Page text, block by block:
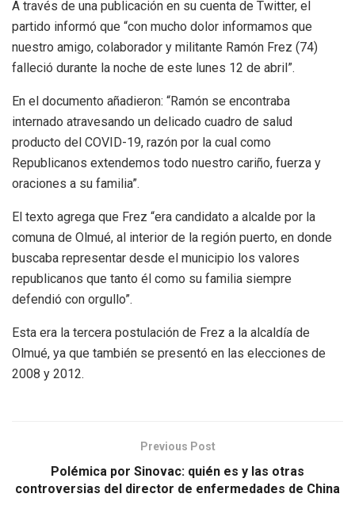
A través de una publicación en su cuenta de Twitter, el
partido informó que “con mucho dolor informamos que
nuestro amigo, colaborador y militante Ramón Frez (74)
falleció durante la noche de este lunes 12 de abril”.
En el documento añadieron: “Ramón se encontraba
internado atravesando un delicado cuadro de salud
producto del COVID-19, razón por la cual como
Republicanos extendemos todo nuestro cariño, fuerza y
oraciones a su familia”.
El texto agrega que Frez “era candidato a alcalde por la
comuna de Olmué, al interior de la región puerto, en donde
buscaba representar desde el municipio los valores
republicanos que tanto él como su familia siempre
defendió con orgullo”.
Esta era la tercera postulación de Frez a la alcaldía de
Olmué, ya que también se presentó en las elecciones de
2008 y 2012.
Previous Post
Polémica por Sinovac: quién es y las otras
controversias del director de enfermedades de China